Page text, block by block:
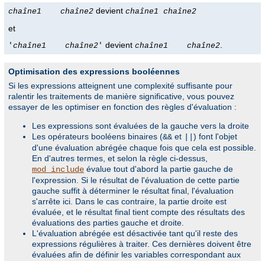
chaîne1 chaîne2 devient chaîne1 chaîne2
et
' chaîne1 chaîne2 ' devient chaîne1 chaîne2
Optimisation des expressions booléennes
Si les expressions atteignent une complexité suffisante pour
ralentir les traitements de manière significative, vous pouvez
essayer de les optimiser en fonction des règles d'évaluation :
Les expressions sont évaluées de la gauche vers la droite
Les opérateurs booléens binaires (&& et
) font l'objet
d'une évaluation abrégée chaque fois que cela est possible.
En d'autres termes, et selon la règle ci-dessus,
mod_include évalue tout d'abord la partie gauche de
l'expression. Si le résultat de l'évaluation de cette partie
gauche suffit à déterminer le résultat final, l'évaluation
s'arrête ici. Dans le cas contraire, la partie droite est
évaluée, et le résultat final tient compte des résultats des
évaluations des parties gauche et droite.
L'évaluation abrégée est désactivée tant qu'il reste des
expressions régulières à traiter. Ces dernières doivent être
évaluées afin de définir les variables correspondant aux